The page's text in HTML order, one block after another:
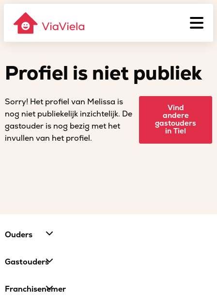
Profiel is niet publiek
Sorry! Het profiel van Melissa is
nog niet publiekelijk inzichtelijk. De
gastouder is nog bezig met het
invullen van het profiel.
Vind
andere
gastouders
in Tiel
Ouders
Gastouders
Franchisenemer